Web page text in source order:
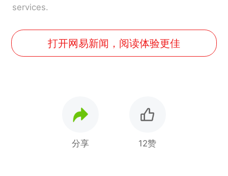
services.
打开网易新闻，阅读体验更佳
分享 12赞